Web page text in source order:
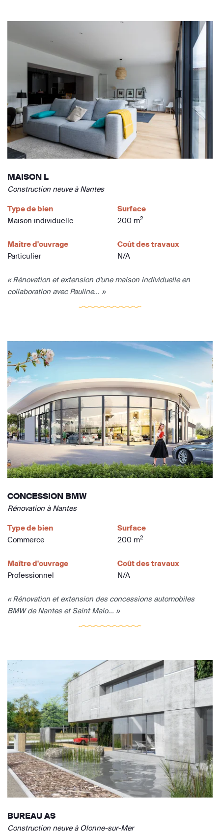
MAISON L
Construction neuve à Nantes
Type de bien
Maison individuelle
Surface
200 m2
Maître d'ouvrage
Particulier
Coût des travaux
N/A
« Rénovation et extension d'une maison individuelle en
collaboration avec Pauline... »
CONCESSION BMW
Rénovation à Nantes
Type de bien
Commerce
Surface
200 m2
Maître d'ouvrage
Professionnel
Coût des travaux
N/A
« Rénovation et extension des concessions automobiles
BMW de Nantes et Saint Malo... »
BUREAU AS
Construction neuve à Olonne-sur-Mer